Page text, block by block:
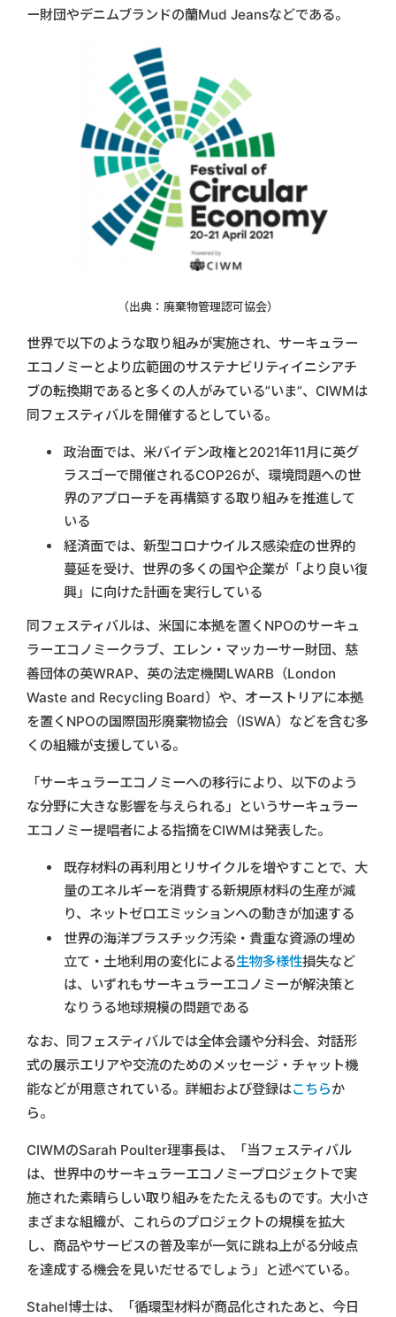
ー財団やデニムブランドの蘭Mud Jeansなどである。
（出典：廃棄物管理認可協会）
世界で以下のような取り組みが実施され、サーキュラー
エコノミーとより広範囲のサステナビリティイニシアチ
ブの転換期であると多くの人がみている”いま”、CIWMは
同フェスティバルを開催するとしている。
政治面では、米バイデン政権と2021年11月に英グ
ラスゴーで開催されるCOP26が、環境問題への世
界のアプローチを再構築する取り組みを推進して
いる
経済面では、新型コロナウイルス感染症の世界的
蔓延を受け、世界の多くの国や企業が「より良い復
興」に向けた計画を実行している
同フェスティバルは、米国に本拠を置くNPOのサーキュ
ラーエコノミークラブ、エレン・マッカーサー財団、慈
善団体の英WRAP、英の法定機関LWARB（London
Waste and Recycling Board）や、オーストリアに本拠
を置くNPOの国際固形廃棄物協会（ISWA）などを含む多
くの組織が支援している。
「サーキュラーエコノミーへの移行により、以下のよう
な分野に大きな影響を与えられる」というサーキュラー
エコノミー提唱者による指摘をCIWMは発表した。
既存材料の再利用とリサイクルを増やすことで、大
量のエネルギーを消費する新規原材料の生産が減
り、ネットゼロエミッションへの動きが加速する
世界の海洋プラスチック汚染・貴重な資源の埋め
立て・土地利用の変化による生物多様性損失など
は、いずれもサーキュラーエコノミーが解決策と
なりうる地球規模の問題である
なお、同フェスティバルでは全体会議や分科会、対話形
式の展示エリアや交流のためのメッセージ・チャット機
能などが用意されている。詳細および登録はこちらか
ら。
CIWMのSarah Poulter理事長は、「当フェスティバル
は、世界中のサーキュラーエコノミープロジェクトで実
施された素晴らしい取り組みをたたえるものです。大小さ
まざまな組織が、これらのプロジェクトの規模を拡大
し、商品やサービスの普及率が一気に跳ね上がる分岐点
を達成する機会を見いだせるでしょう」と述べている。
Stahel博士は、「循環型材料が商品化されたあと、今日